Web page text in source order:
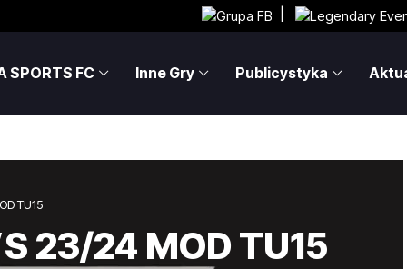
SPORTS FC Inne Gry Publicystyka
TU15
23/24 MOD TU15